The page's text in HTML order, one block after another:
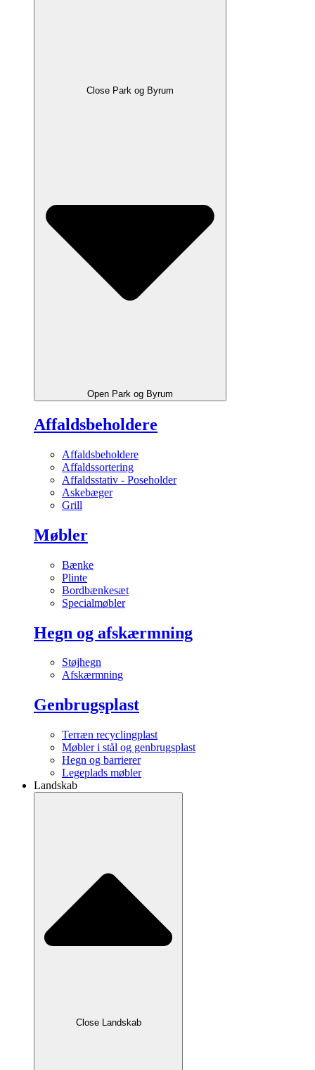
Close Park og Byrum
Open Park og Byrum
Affaldsbeholdere
Affaldsbeholdere
Affaldssortering
Affaldsstativ - Poseholder
Askebæger
Grill
Møbler
Bænke
Plinte
Bordbænkesæt
Specialmøbler
Hegn og afskærmning
Støjhegn
Afskærmning
Genbrugsplast
Terræn recyclingplast
Møbler i stål og genbrugsplast
Hegn og barrierer
Legeplads møbler
Landskab
Close Landskab